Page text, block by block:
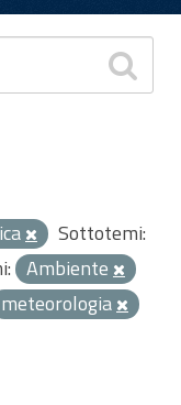
Sottotemi:
Ambiente
meteorologia